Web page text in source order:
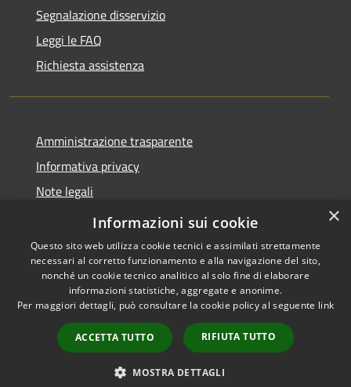
Segnalazione disservizio
Leggi le FAQ
Richiesta assistenza
Amministrazione trasparente
Informativa privacy
Note legali
Dichiarazione di accessibilità
Accessibilità
Copyright © 2026 • Comune di
Andora • Powered by
Municipium•
Accesso
redazione
×
Informazioni sui cookie
Questo sito web utilizza cookie tecnici e assimilati strettamente
necessari al corretto funzionamento e alla navigazione del sito,
nonché un cookie tecnico analitico al solo fine di elaborare
informazioni statistiche, aggregate e anonime.
Per maggiori dettagli, può consultare la cookie policy al seguente link
ACCETTA TUTTO RIFIUTA TUTTO
MOSTRA DETTAGLI